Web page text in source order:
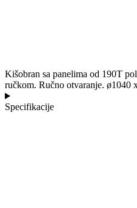
Kišobran sa panelima od 190T
ručkom. Ručno otvaranje. ø1040
Specifikacije